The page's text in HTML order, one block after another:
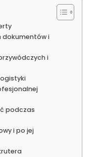
dokumentów i
i
podczas
i po jej